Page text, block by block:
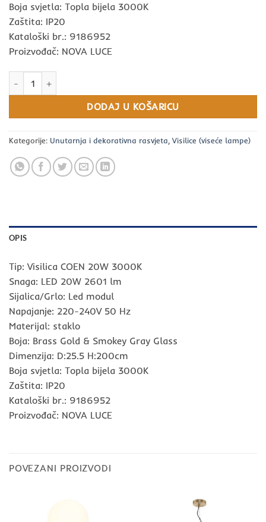
Boja svjetla: Topla bijela 3000K
Zaštita: IP20
Kataloški br.: 9186952
Proizvođač: NOVA LUCE
DODAJ U KOŠARICU
Kategorije: Unutarnja i dekorativna rasvjeta, Visilice (viseće lampe)
OPIS
Tip: Visilica COEN 20W 3000K
Snaga: LED 20W 2601 lm
Sijalica/Grlo: Led modul
Napajanje: 220-240V 50 Hz
Materijal: staklo
Boja: Brass Gold & Smokey Gray Glass
Dimenzija: D:25.5 H:200cm
Boja svjetla: Topla bijela 3000K
Zaštita: IP20
Kataloški br.: 9186952
Proizvođač: NOVA LUCE
POVEZANI PROIZVODI